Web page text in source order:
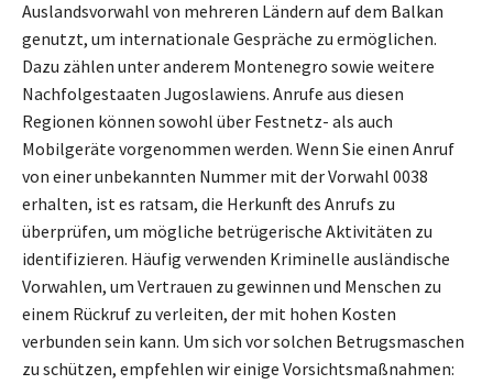
Auslandsvorwahl von mehreren Ländern auf dem Balkan
genutzt, um internationale Gespräche zu ermöglichen.
Dazu zählen unter anderem Montenegro sowie weitere
Nachfolgestaaten Jugoslawiens. Anrufe aus diesen
Regionen können sowohl über Festnetz- als auch
Mobilgeräte vorgenommen werden. Wenn Sie einen Anruf
von einer unbekannten Nummer mit der Vorwahl 0038
erhalten, ist es ratsam, die Herkunft des Anrufs zu
überprüfen, um mögliche betrügerische Aktivitäten zu
identifizieren. Häufig verwenden Kriminelle ausländische
Vorwahlen, um Vertrauen zu gewinnen und Menschen zu
einem Rückruf zu verleiten, der mit hohen Kosten
verbunden sein kann. Um sich vor solchen Betrugsmaschen
zu schützen, empfehlen wir einige Vorsichtsmaßnahmen: